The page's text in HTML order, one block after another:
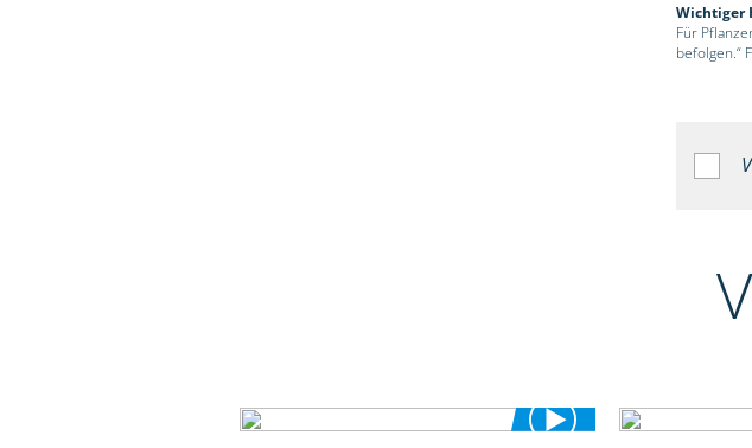
Wichtiger
Für
befolgen.“